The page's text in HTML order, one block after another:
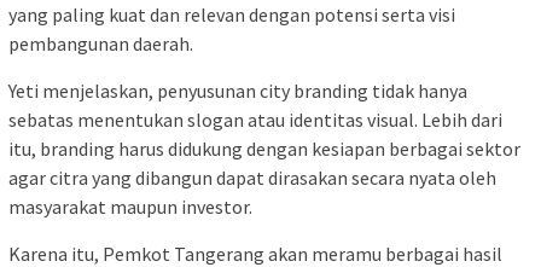
yang paling kuat dan relevan dengan potensi serta visi
pembangunan daerah.
Yeti menjelaskan, penyusunan city branding tidak hanya
sebatas menentukan slogan atau identitas visual. Lebih dari
itu, branding harus didukung dengan kesiapan berbagai sektor
agar citra yang dibangun dapat dirasakan secara nyata oleh
masyarakat maupun investor.
Karena itu, Pemkot Tangerang akan meramu berbagai hasil